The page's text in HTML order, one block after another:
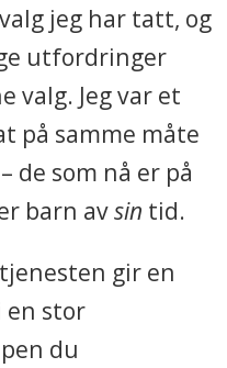
jeg har tatt, og
utfordringer
valg. Jeg var et
på samme måte
de som nå er på
barn avsin tid.
gir en
en stor
du